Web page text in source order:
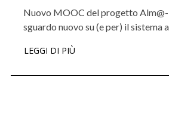
Nuovo MOOC del progetto
sguardo nuovo su (e per) il sistema
LEGGI DI PIÙ